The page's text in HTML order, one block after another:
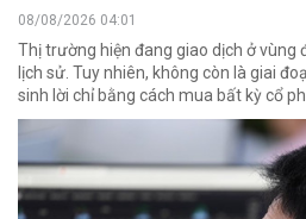
08/08/2026 04:01
Thị trường hiện đang giao dịch ở vùng
lịch sử. Tuy nhiên, không còn là giai
sinh lời chỉ bằng cách mua bất kỳ cổ